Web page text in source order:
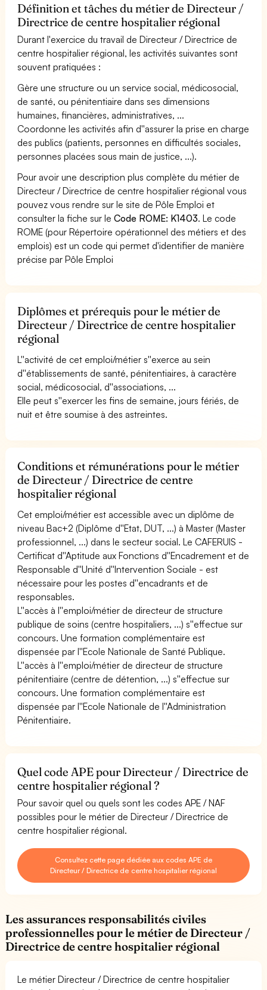
Définition et tâches du métier de Directeur /
Directrice de centre hospitalier régional
Durant l'exercice du travail de Directeur / Directrice de
centre hospitalier régional, les activités suivantes sont
souvent pratiquées :
Gère une structure ou un service social, médicosocial,
de santé, ou pénitentiaire dans ses dimensions
humaines, financières, administratives, ...
Coordonne les activités afin d''assurer la prise en charge
des publics (patients, personnes en difficultés sociales,
personnes placées sous main de justice, ...).
Pour avoir une description plus complète du métier de
Directeur / Directrice de centre hospitalier régional vous
pouvez vous rendre sur le site de Pôle Emploi et
consulter la fiche sur leCode ROME: K1403. Le code
ROME (pour Répertoire opérationnel des métiers et des
emplois) est un code qui permet d'identifier de manière
précise par Pôle Emploi
Diplômes et prérequis pour le métier de
Directeur / Directrice de centre hospitalier
régional
L''activité de cet emploi/métier s''exerce au sein
d''établissements de santé, pénitentiaires, à caractère
social, médicosocial, d''associations, ...
Elle peut s''exercer les fins de semaine, jours fériés, de
nuit et être soumise à des astreintes.
Conditions et rémunérations pour le métier
de Directeur / Directrice de centre
hospitalier régional
Cet emploi/métier est accessible avec un diplôme de
niveau Bac+2 (Diplôme d''Etat, DUT, ...) à Master (Master
professionnel, ...) dans le secteur social. Le CAFERUIS -
Certificat d''Aptitude aux Fonctions d''Encadrement et de
Responsable d''Unité d''Intervention Sociale - est
nécessaire pour les postes d''encadrants et de
responsables.
L''accès à l''emploi/métier de directeur de structure
publique de soins (centre hospitaliers, ...) s''effectue sur
concours. Une formation complémentaire est
dispensée par l''Ecole Nationale de Santé Publique.
L''accès à l''emploi/métier de directeur de structure
pénitentiaire (centre de détention, ...) s''effectue sur
concours. Une formation complémentaire est
dispensée par l''Ecole Nationale de l''Administration
Pénitentiaire.
Quel code APE pour Directeur / Directrice de
centre hospitalier régional ?
Pour savoir quel ou quels sont les codes APE / NAF
possibles pour le métier de Directeur / Directrice de
centre hospitalier régional.
Consultez cette page dédiée aux codes APE de
Directeur / Directrice de centre hospitalier régional
Les assurances responsabilités civiles
professionnelles pour le métier de Directeur /
Directrice de centre hospitalier régional
Le métier Directeur / Directrice de centre hospitalier